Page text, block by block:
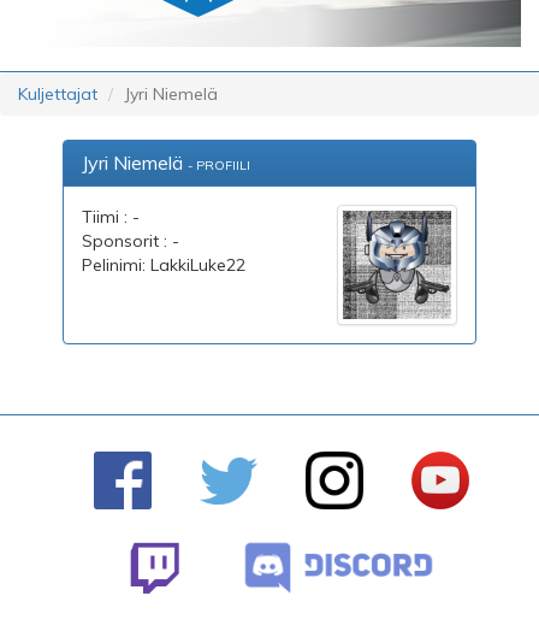
Kuljettajat Jyri Niemelä
Jyri Niemelä - PROFIILI
Tiimi : -
Sponsorit : -
Pelinimi: LakkiLuke22